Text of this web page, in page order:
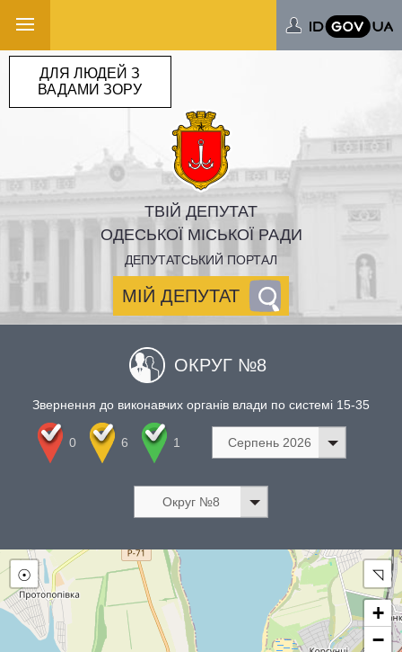
ТВІЙ ДЕПУТАТ
ОДЕСЬКОЇ МІСЬКОЇ РАДИ
ДЕПУТАТСЬКИЙ ПОРТАЛ
МІЙ ДЕПУТАТ
ДЛЯ ЛЮДЕЙ З
ВАДАМИ ЗОРУ
ОКРУГ №8
Звернення до виконавчих органів влади по системі 15-35
0 6 1 Серпень 2026
Округ №8
☉ ◹
+
−